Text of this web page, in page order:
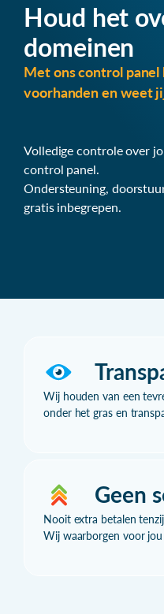
Houd het
domeinen
Met ons control panel
voorhanden en weet
Volledige controle over
control panel.
Ondersteuning,
gratis inbegrepen.
Wij houden van een
onder het gras en
Geen
Nooit extra betalen
Wij waarborgen voor